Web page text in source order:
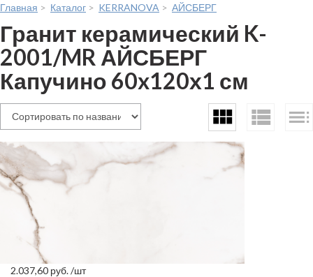
Главная > Каталог > KERRANOVA > АЙСБЕРГ
Гранит керамический K-
2001/MR АЙСБЕРГ
Капучино 60x120х1 см
2.037,60 руб./шт